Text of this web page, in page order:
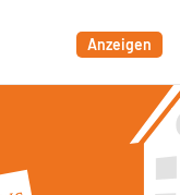
Anzeigen
App